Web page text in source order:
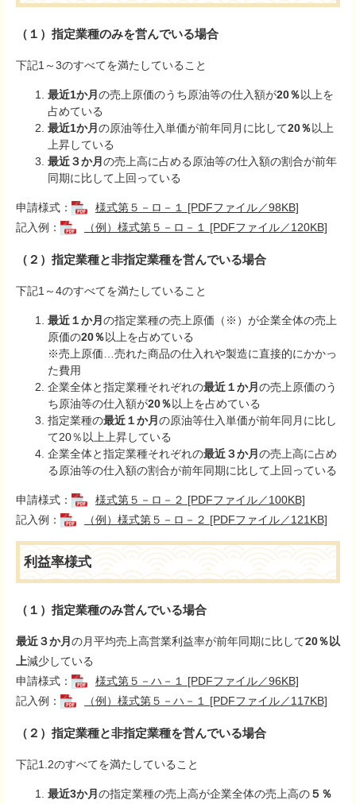
（１）指定業種のみを営んでいる場合
下記1～3のすべてを満たしていること
最近1か月 の売上原価のうち原油等の仕入額が20％以上を
占めている
最近1か月 の原油等仕入単価が前年同月に比して20％以上
上昇している
最近３か月 の売上高に占める原油等の仕入額の割合が前年
同期に比して上回っている
申請様式：
様式第５－ロ－１ [PDFファイル／98KB]
記入例：
（例）様式第５－ロ－１ [PDFファイル／120KB]
（２）指定業種と非指定業種を営んでいる場合
下記1～4のすべてを満たしていること
最近１か月 の指定業種の売上原価（※）が企業全体の売上
原価の20％以上を占めている
※売上原価…売れた商品の仕入れや製造に直接的にかかっ
た費用
企業全体と指定業種それぞれの最近１か月 の売上原価のう
ち原油等の仕入額が20％以上を占めている
指定業種の最近１か月 の原油等仕入単価が前年同月に比し
て20％以上上昇している
企業全体と指定業種それぞれの最近３か月 の売上高に占め
る原油等の仕入額の割合が前年同期に比して上回っている
申請様式：
様式第５－ロ－２ [PDFファイル／100KB]
記入例：
（例）様式第５－ロ－２ [PDFファイル／121KB]
利益率様式
（１）指定業種のみ営んでいる場合
最近３か月 の月平均売上高営業利益率が前年同期に比して20％以
上減少している
申請様式：
様式第５－ハ－１ [PDFファイル／96KB]
記入例：
（例）様式第５－ハ－１ [PDFファイル／117KB]
（２）指定業種と非指定業種を営んでいる場合
下記1.2のすべてを満たしていること
最近3か月 の指定業種の売上高が企業全体の売上高の５％